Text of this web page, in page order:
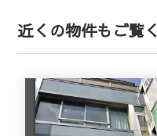
近くの物件もご覧